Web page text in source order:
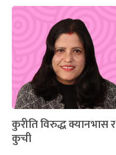
कुरीति विरुद्ध क्यानभास र
कुची